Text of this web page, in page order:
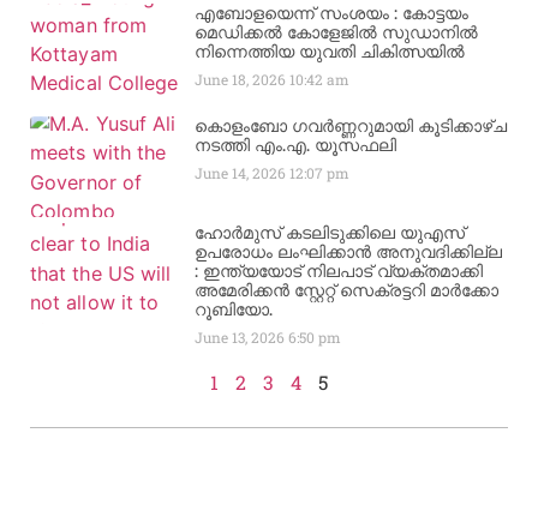
എബോളയെന്ന് സംശയം : കോട്ടയം
മെഡിക്കൽ കോളേജിൽ സുഡാനിൽ
നിന്നെത്തിയ യുവതി ചികിത്സയിൽ
June 18, 2026 10:42 am
കൊളംബോ ഗവർണ്ണറുമായി കൂടിക്കാഴ്ച
നടത്തി എം.എ. യൂസഫലി
June 14, 2026 12:07 pm
ഹോർമുസ് കടലിടുക്കിലെ യുഎസ്
ഉപരോധം ലംഘിക്കാൻ അനുവദിക്കില്ല
: ഇന്ത്യയോട് നിലപാട് വ്യക്തമാക്കി
അമേരിക്കൻ സ്റ്റേറ്റ് സെക്രട്ടറി മാർക്കോ
റൂബിയോ.
June 13, 20266:50 pm
1 2 3 4 5